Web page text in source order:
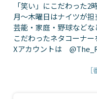
「笑い」にこだわった2
月～木曜日はナイツが
芸能・家庭・野球など
こだわったネタコーナー
Xアカウントは